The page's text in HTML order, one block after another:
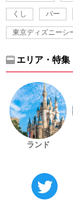
くし バー
東京ディズニーシ
エリア・特集
ランド